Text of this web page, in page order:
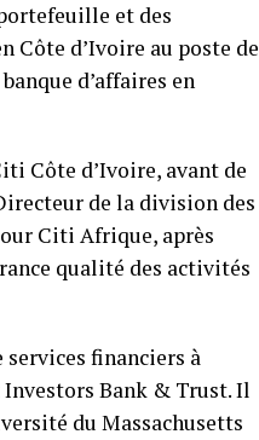
et des
Côte d’Ivoire au poste de
d’affaires en
Côte d’Ivoire, avant de
de la division des
Citi Afrique, après
qualité des activités
financiers à
Bank & Trust. Il
du Massachusetts